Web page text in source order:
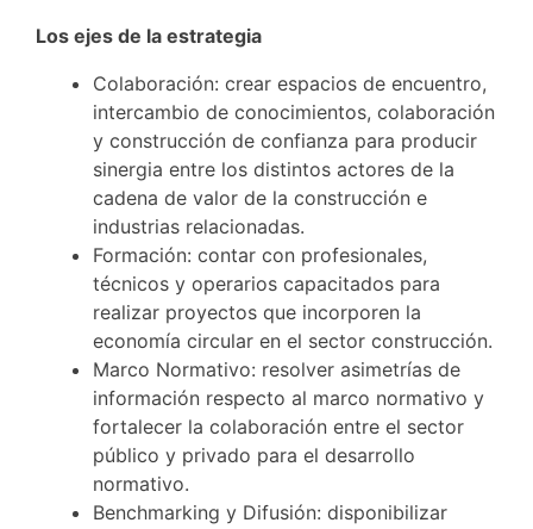
Los ejes de la estrategia
Colaboración: crear espacios de encuentro,
intercambio de conocimientos, colaboración
y construcción de confianza para producir
sinergia entre los distintos actores de la
cadena de valor de la construcción e
industrias relacionadas.
Formación: contar con profesionales,
técnicos y operarios capacitados para
realizar proyectos que incorporen la
economía circular en el sector construcción.
Marco Normativo: resolver asimetrías de
información respecto al marco normativo y
fortalecer la colaboración entre el sector
público y privado para el desarrollo
normativo.
Benchmarking y Difusión: disponibilizar